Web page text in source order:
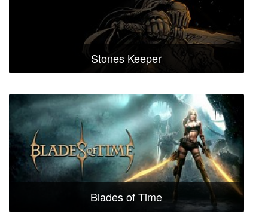
Stones Keeper
Blades of Time